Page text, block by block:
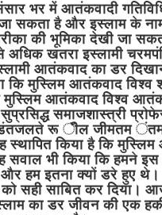
भर में आतंकवादी
सकता है और इस्लाम के
की भूमिका देखी जा
अधिक खतरा इस्लामी
आतंकवाद का डर
कि मुस्लिम आतंकवाद
आतंकवाद विश्व
समाजशास्त्री
डंतजलते रू ॅील जीमतम
स्थापित किया है कि
सवाल भी किया कि हमने इस
हम इतना क्यों डरे हुए थे।
सही साबित कर दिया।
का डर जीवन की एक